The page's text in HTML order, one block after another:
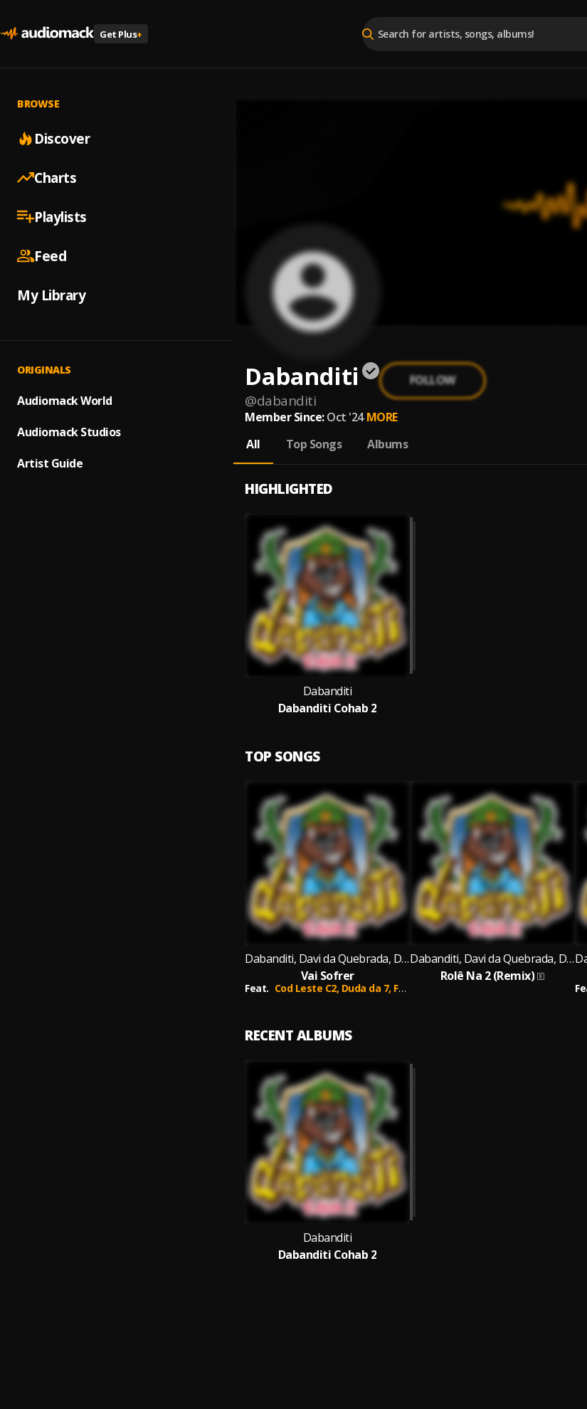
Get Plus+
BROWSE
Discover
Charts
Playlists
Feed
My Library
ORIGINALS
Audiomack World
Audiomack Studios
Artist Guide
Dabanditi
@dabanditi
FOLLOW
Member Since: Oct '24 MORE
All
Top Songs Albums
HIGHLIGHTED
Dabanditi
Dabanditi Cohab 2
TOP SONGS
Dabanditi, Davi da Quebrada, DJ King, Xis, Cod Leste C2, Duda da 7, Fernando Treze
Vai Sofrer
Feat. Cod Leste C2, Duda da 7, Fernando Treze
Dabanditi, Davi da Quebrada, Duda da 7, Magnus 44, Xis
Rolê Na 2 (Remix)
RECENT ALBUMS
Dabanditi
Dabanditi Cohab 2